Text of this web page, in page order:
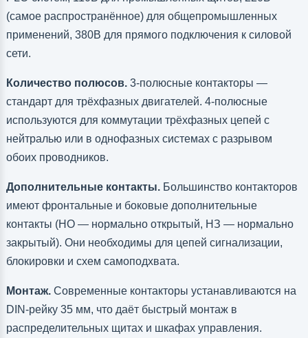
(самое распространённое) для общепромышленных
применений, 380В для прямого подключения к силовой
сети.
Количество полюсов.3-полюсные контакторы —
стандарт для трёхфазных двигателей. 4-полюсные
используются для коммутации трёхфазных цепей с
нейтралью или в однофазных системах с разрывом
обоих проводников.
Дополнительные контакты.Большинство контакторов
имеют фронтальные и боковые дополнительные
контакты (НО — нормально открытый, НЗ — нормально
закрытый). Они необходимы для цепей сигнализации,
блокировки и схем самоподхвата.
Монтаж.Современные контакторы устанавливаются на
DIN-рейку 35 мм, что даёт быстрый монтаж в
распределительных щитах и шкафах управления.